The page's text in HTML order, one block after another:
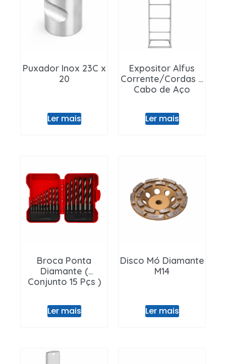
Puxador Inox 23C x
20
Ler mais
Expositor Alfus
Corrente/Cordas e
Cabo de Aço
Ler mais
Broca Ponta
Diamante (
Conjunto 15 Pçs )
Ler mais
Disco Mó Diamante
M14
Ler mais